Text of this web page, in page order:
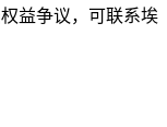
益争议，可联系埃